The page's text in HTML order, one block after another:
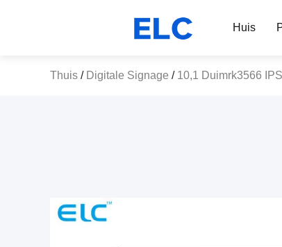
Huis
Thuis / Digitale Signage / 10,1 Duimrk3566